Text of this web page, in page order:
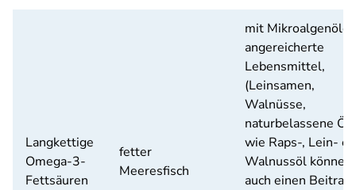
Langkettige
Omega-3-
Fettsäuren
fetter
Meeresfisch
mit Mikroalgenölen
angereicherte
Lebensmittel,
(Leinsamen,
Walnüsse,
naturbelassene
wie Raps-, Lein-
Walnussöl können
auch einen Beitrag